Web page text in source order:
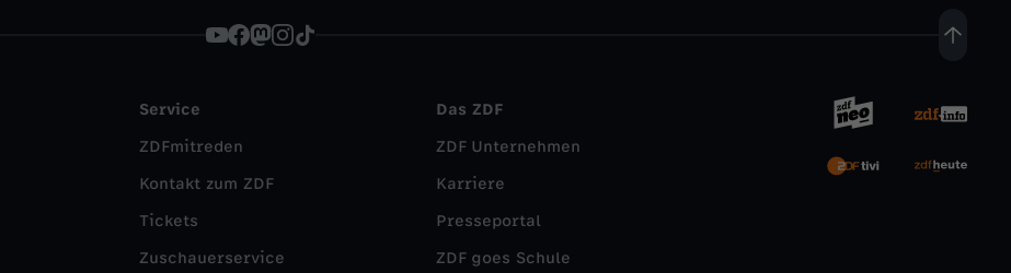
Service
ZDFmitreden
Kontakt zum ZDF
Tickets
Zuschauerservice
Das ZDF
ZDF Unternehmen
Karriere
Presseportal
ZDF goes Schule